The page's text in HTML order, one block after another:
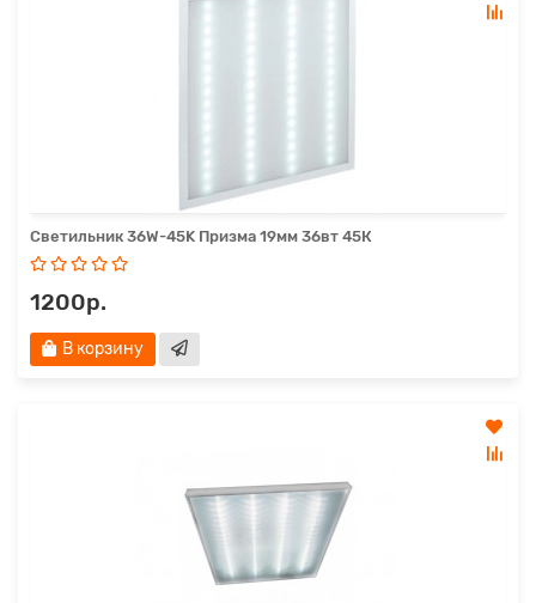
Светильник 36W-45K Призма 19мм 36вт 45К
1200р.
В корзину